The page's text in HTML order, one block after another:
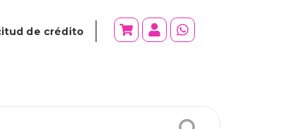
de crédito